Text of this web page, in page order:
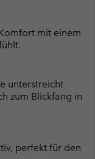
mit einem
unterstreicht
zum Blickfang in
perfekt für den